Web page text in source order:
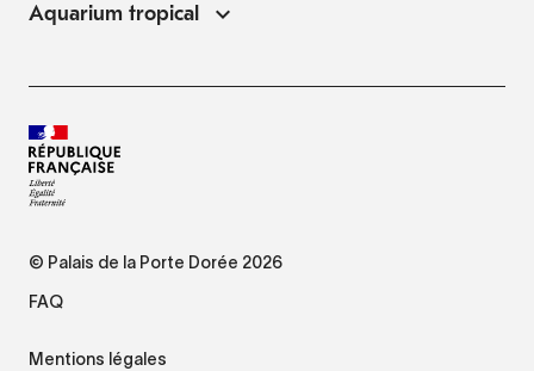
Aquarium tropical
© Palais de la Porte Dorée 2026
FAQ
Mentions légales